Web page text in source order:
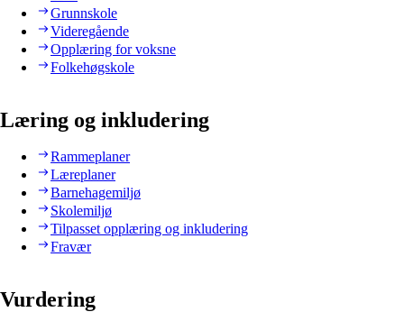
Grunnskole
Videregående
Opplæring for voksne
Folkehøgskole
Læring og inkludering
Rammeplaner
Læreplaner
Barnehagemiljø
Skolemiljø
Tilpasset opplæring og inkludering
Fravær
Vurdering